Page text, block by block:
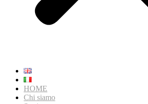
HOME
Chi siamo